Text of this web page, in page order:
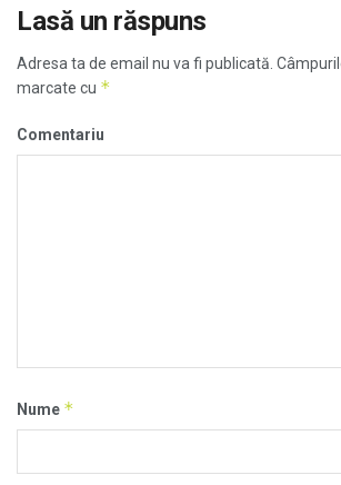
Lasă un răspuns
Adresa ta de email nu va fi publicată.
marcate cu *
Comentariu
Nume *